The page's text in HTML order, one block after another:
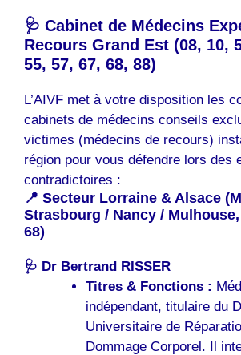
🩺 Cabinet de Médecins
Recours Grand Est (08, 10,
55, 57, 67, 68, 88)
L’AIVF met à votre disposition les
cabinets de médecins conseils
victimes (médecins de recours)
région pour vous défendre lors des
contradictoires :
📍 Secteur Lorraine & Alsace
Strasbourg / Nancy / Mulhouse,
68)
🩺 Dr Bertrand RISSER
Titres & Fonctions :
indépendant, titulaire du
Universitaire de
Dommage Corporel. Il